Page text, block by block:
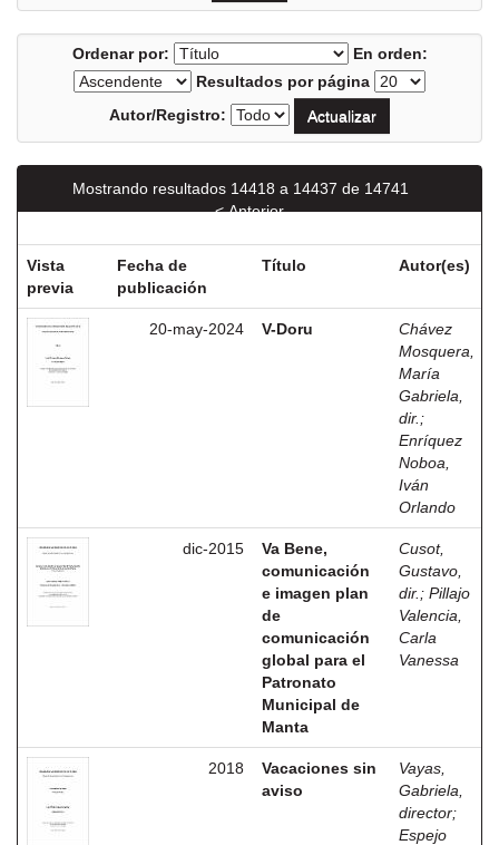
Ordenar por:
En orden:
Resultados por página
Autor/Registro:
Mostrando resultados 14418 a 14437 de 14741
< Anterior
Vista
previa
Fecha de
publicación
Título Autor(es)
20-may-2024 V-Doru
Chávez
Mosquera,
María
Gabriela,
dir. ;
Enríquez
Noboa,
Iván
Orlando
dic-2015
Va Bene,
comunicación
e imagen plan
de
comunicación
global para el
Patronato
Municipal de
Manta
Cusot,
Gustavo,
dir. ; Pillajo
Valencia,
Carla
Vanessa
2018
Vacaciones sin
aviso
Vayas,
Gabriela,
director;
Espejo